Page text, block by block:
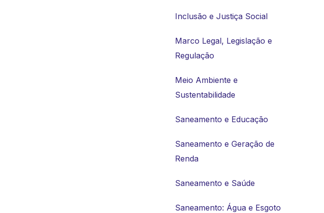
Inclusão e Justiça Social
Marco Legal, Legislação e
Regulação
Meio Ambiente e
Sustentabilidade
Saneamento e Educação
Saneamento e Geração de
Renda
Saneamento e Saúde
Saneamento: Água e Esgoto